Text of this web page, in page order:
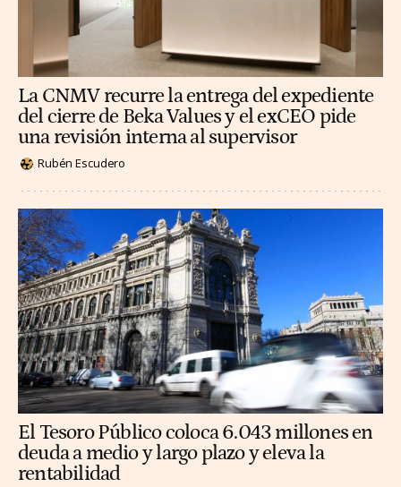
La CNMV recurre la entrega del expediente
del cierre de Beka Values y el exCEO pide
una revisión interna al supervisor
Rubén Escudero
El Tesoro Público coloca 6.043 millones en
deuda a medio y largo plazo y eleva la
rentabilidad